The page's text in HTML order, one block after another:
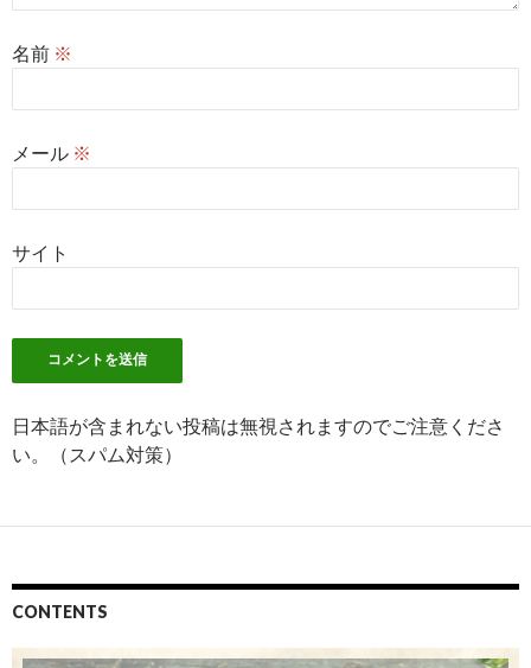
名前 ※
メール ※
サイト
日本語が含まれない投稿は無視されますのでご注意くださ
い。（スパム対策）
CONTENTS